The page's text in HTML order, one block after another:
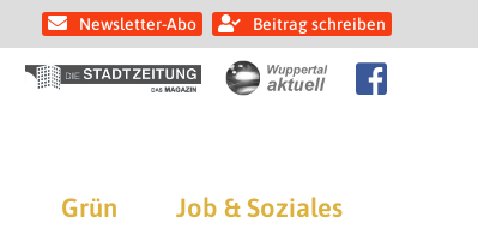
Newsletter-Abo Beitrag schreiben
Grün Job & Soziales